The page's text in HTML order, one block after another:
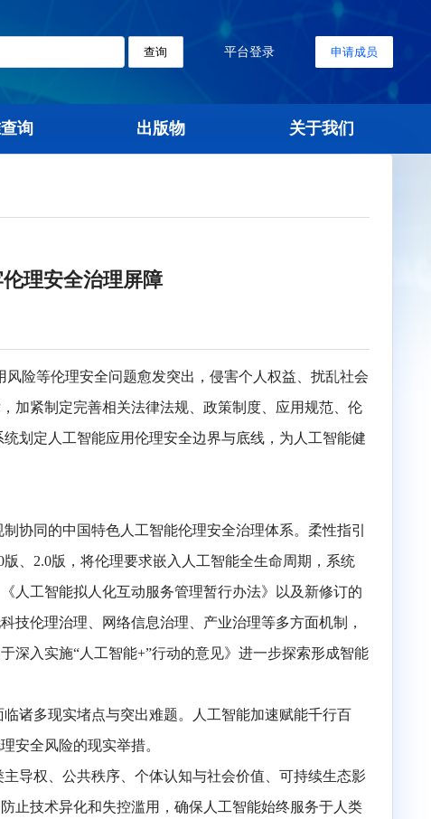
查询 平台登录
出版物
露、滥用风险等伦理安全问题愈发突出，侵害个人权益
引与刚性规制协同的中国特色人工智能伦理安全治理体系
理框架》1.0 版、2.0版，将伦理要求嵌入人工智能全生命周
行办法》《人工智能拟人化互动服务管理暂行办法》以及
《国务院关于深入实施“人工智能+”行动的意见》进一步探
现阶段仍面临诸多现实堵点与突出难题。人工智能加速赋